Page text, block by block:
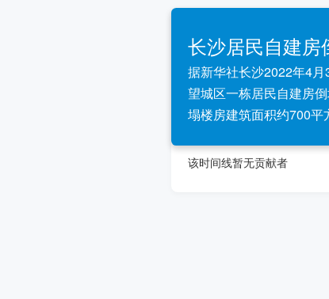
长沙居民自建房
据新华社长沙2022年4
望城区一栋居民自建房
塌楼房建筑面积约700平
该时间线暂无贡献者